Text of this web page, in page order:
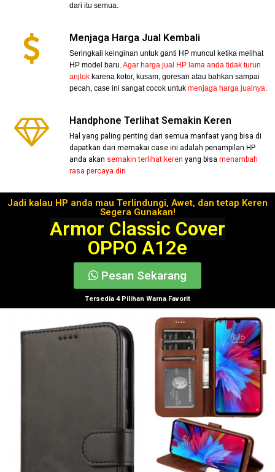
dari itu semua.
Menjaga Harga Jual Kembali
Seringkali keinginan untuk ganti HP muncul ketika melihat
HP model baru.Agar harga jual HP lama anda tidak turun
anjlok karena kotor, kusam, goresan atau bahkan sampai
pecah, case ini sangat cocok untukmenjaga harga jualnya.
Handphone Terlihat Semakin Keren
Hal yang paling penting dari semua manfaat yang bisa di
dapatkan dari memakai case ini adalah penampilan HP
anda akan semakin terlihat keren yang bisamenambah
rasa percaya diri.
Jadi kalau HP anda mau Terlindungi, Awet, dan tetap Keren
Segera Gunakan!
Armor Classic Cover
OPPO A12e
Pesan Sekarang
Tersedia 4 Pilihan Warna Favorit